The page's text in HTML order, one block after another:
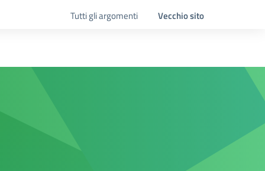
Tutti gli argomenti Vecchio sito